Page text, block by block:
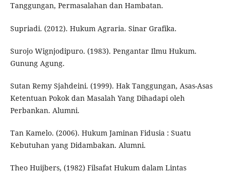
Tanggungan, Permasalahan dan Hambatan.
Supriadi. (2012). Hukum Agraria. Sinar Grafika.
Surojo Wignjodipuro. (1983). Pengantar Ilmu Hukum.
Gunung Agung.
Sutan Remy Sjahdeini. (1999). Hak Tanggungan, Asas-Asas
Ketentuan Pokok dan Masalah Yang Dihadapi oleh
Perbankan. Alumni.
Tan Kamelo. (2006). Hukum Jaminan Fidusia : Suatu
Kebutuhan yang Didambakan. Alumni.
Theo Huijbers, (1982) Filsafat Hukum dalam Lintas